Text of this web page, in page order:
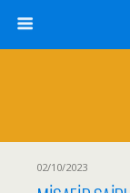
02/10/2023